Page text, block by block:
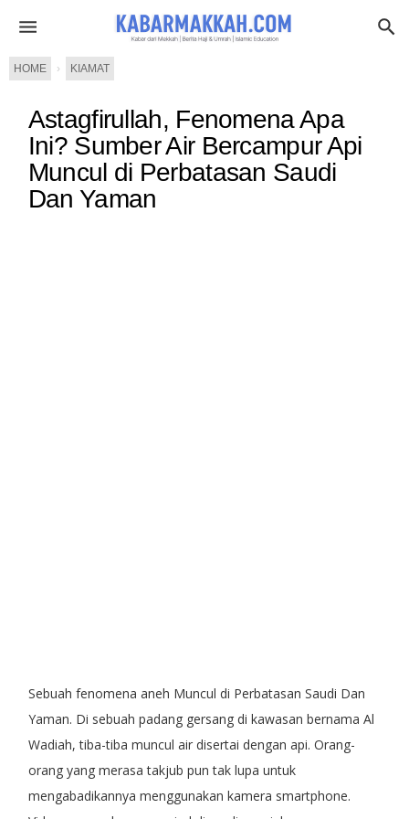
HOME › KIAMAT
Astagfirullah, Fenomena Apa
Ini? Sumber Air Bercampur Api
Muncul di Perbatasan Saudi
Dan Yaman
Sebuah fenomena aneh Muncul di Perbatasan Saudi Dan
Yaman. Di sebuah padang gersang di kawasan bernama Al
Wadiah, tiba-tiba muncul air disertai dengan api. Orang-
orang yang merasa takjub pun tak lupa untuk
mengabadikannya menggunakan kamera smartphone.